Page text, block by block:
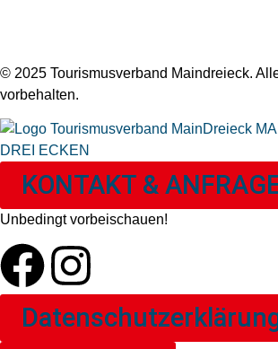
© 2025 Tourismusverband Maindreieck.
vorbehalten.
KONTAKT &
Unbedingt vorbeischauen!